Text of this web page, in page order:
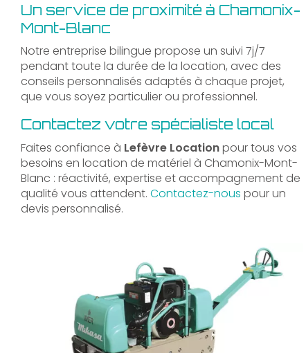
Un service de proximité à Chamonix-
Mont-Blanc
Notre entreprise bilingue propose un suivi 7j/7
pendant toute la durée de la location, avec des
conseils personnalisés adaptés à chaque projet,
que vous soyez particulier ou professionnel.
Contactez votre spécialiste local
Faites confiance à Lefèvre Locationpour tous vos
besoins en location de matériel à Chamonix-Mont-
Blanc : réactivité, expertise et accompagnement de
qualité vous attendent. Contactez-nous pour un
devis personnalisé.